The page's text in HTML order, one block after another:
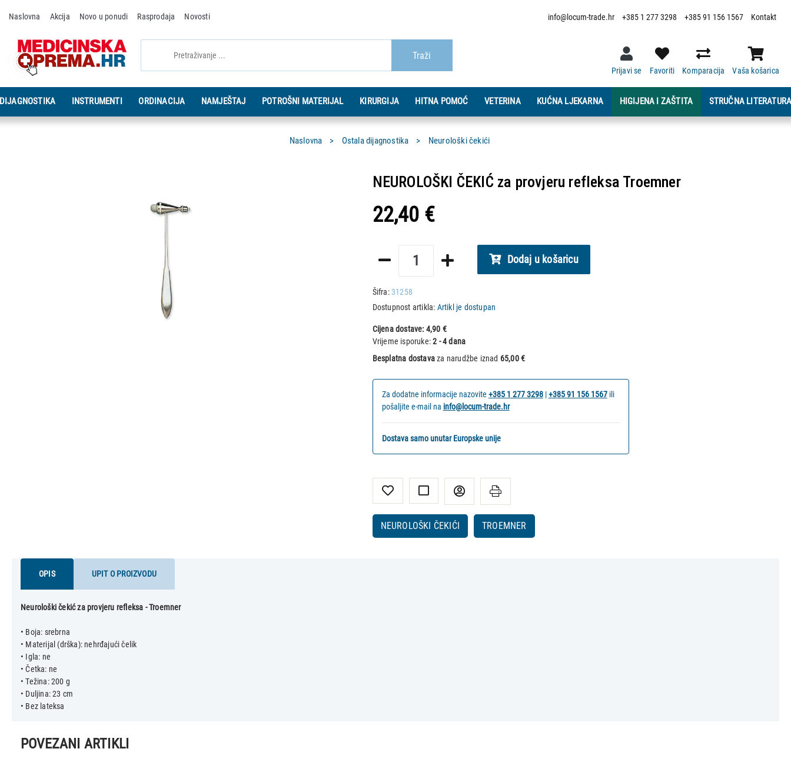
Naslovna Akcija Novo u ponudi Rasprodaja Novosti info@locum-trade.hr +385 1 277 3298 +385 91 156 1567 Kontakt
Traži
Vaša košarica
Komparacija
Favoriti
Prijavi se
INSTRUMENTI ORDINACIJA NAMJEŠTAJ POTROŠNI MATERIJAL KIRURGIJA HITNA POMOĆ VETERINA KUĆNA LJEKARNA HIGIJENA I ZAŠTITA STRUČNA
Naslovna Ostala dijagnostika Neurološki čekići
NEUROLOŠKI ČEKIĆ za provjeru refleksa Troemner
22,40 €
Dodaj u košaricu
Šifra:31258
Dostupnost artikla: Artikl je dostupan
Cijena dostave: 4,90 €
Vrijeme isporuke:2 - 4 dana
Besplatna dostavaza narudžbe iznad 65,00 €
Za dodatne informacije nazovite +385 1 277 3298|+385 91 156 1567 ili
pošaljite e-mail na info@locum-trade.hr
Dostava samo unutar Europske unije
NEUROLOŠKI ČEKIĆI TROEMNER
OPIS UPIT O PROIZVODU
Neurološki čekić za provjeru refleksa - Troemner
• Boja: srebrna
• Materijal (drška): nehrđajući čelik
• Igla: ne
• Četka: ne
• Težina: 200 g
• Duljina: 23 cm
POVEZANI ARTIKLI